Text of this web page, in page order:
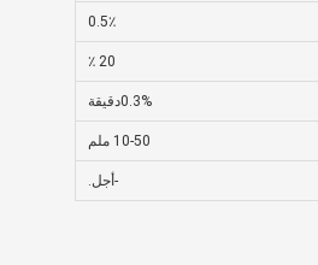
0.5٪
20 ٪
0.3%دقيقة
10-50 ملم
-أجل.